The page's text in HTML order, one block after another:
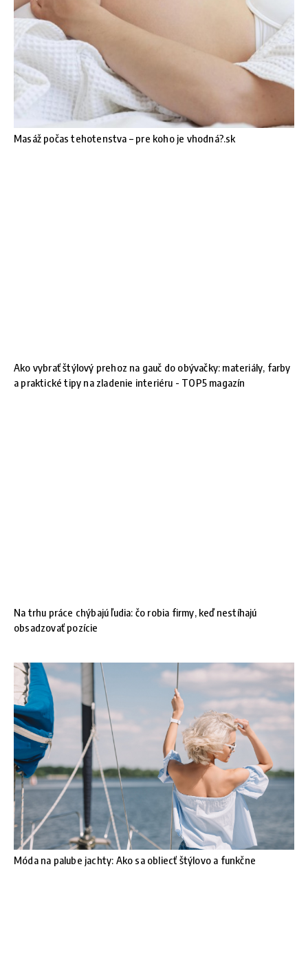
Masáž počas tehotenstva – pre koho je vhodná?.sk
Ako vybrať štýlový prehoz na gauč do obývačky: materiály, farby
a praktické tipy na zladenie interiéru - TOP5 magazín
Na trhu práce chýbajú ľudia: čo robia firmy, keď nestíhajú
obsadzovať pozície
Móda na palube jachty: Ako sa obliecť štýlovo a funkčne